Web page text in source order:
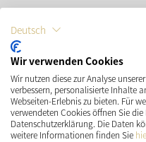
VERSAND
Deutsch
Wir verwenden Cookies
Wir nutzen diese zur Analyse
verbessern, personalisierte Inhalte
Webseiten-Erlebnis zu bieten. Für
verwendeten Cookies öffnen Sie
Datenschutzerklärung. Die Daten
weitere Informationen finden Sie